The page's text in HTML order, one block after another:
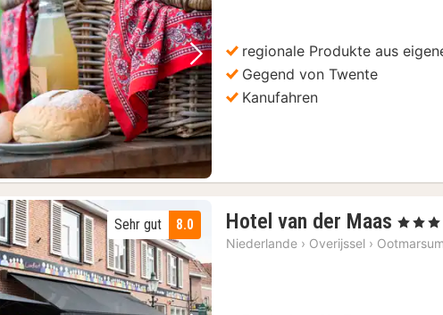
Vorheriges Bild Nächstes Bild
regionale Produkte aus
Gegend von Twente
Kanufahren
8.0
Sehr gut Hotel van der Maas 1
Nacht
, 3 Sterne
Niederlande › Overijssel › Ootmarsum